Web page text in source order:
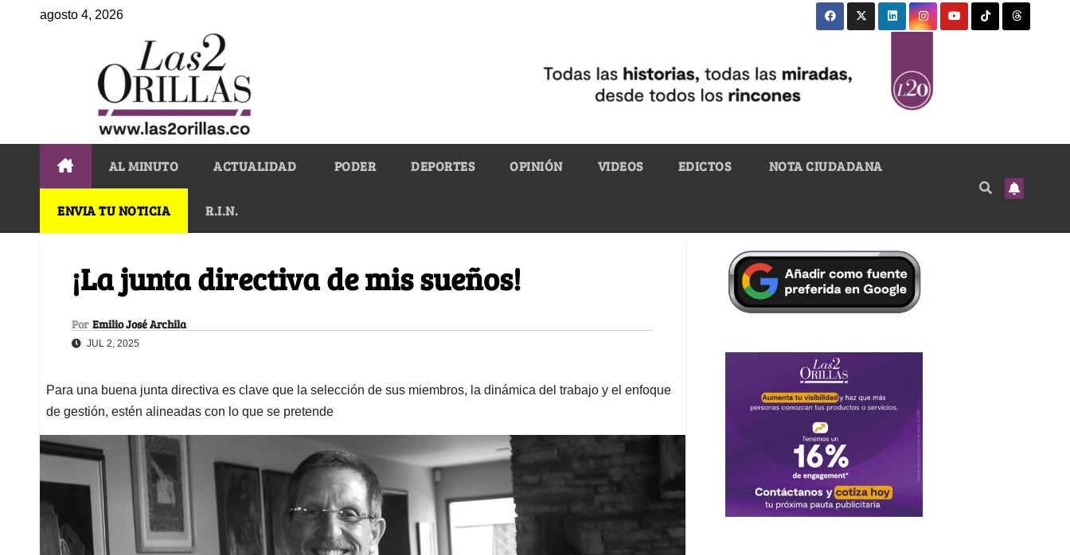
agosto 4, 2026
AL MINUTO ACTUALIDAD PODER DEPORTES OPINIÓN VIDEOS EDICTOS NOTA CIUDADANA
ENVIA TU NOTICIA R.I.N.
¡La junta directiva de mis sueños!
Por Emilio José Archila
JUL 2, 2025
Para una buena junta directiva es clave que la selección de sus miembros, la dinámica del trabajo y el enfoque
de gestión, estén alineadas con lo que se pretende